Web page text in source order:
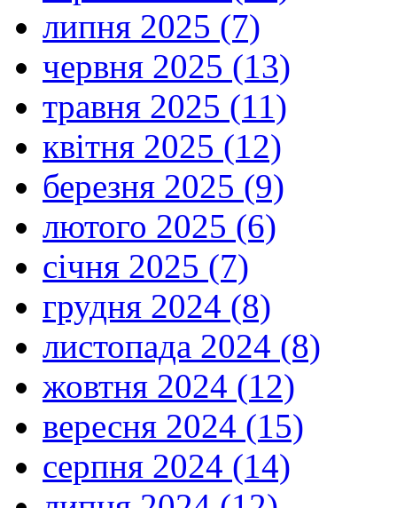
липня 2025 (7)
червня 2025 (13)
травня 2025 (11)
квітня 2025 (12)
березня 2025 (9)
лютого 2025 (6)
січня 2025 (7)
грудня 2024 (8)
листопада 2024 (8)
жовтня 2024 (12)
вересня 2024 (15)
серпня 2024 (14)